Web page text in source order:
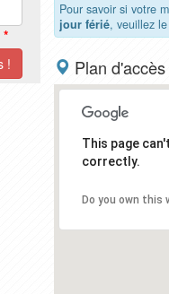
*
Pour savoir si votre
jour férié, veuillez
Plan d'accès
This page
correctly.
Do you own this